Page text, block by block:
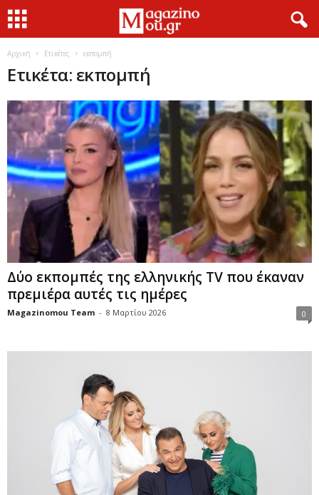
Αρχική Ετικέτες εκπομπή
Ετικέτα: εκπομπή
Δύο εκπομπές της ελληνικής TV που έκαναν
πρεμιέρα αυτές τις ημέρες
Magazinomou Team - 8 Μαρτίου 2026 0